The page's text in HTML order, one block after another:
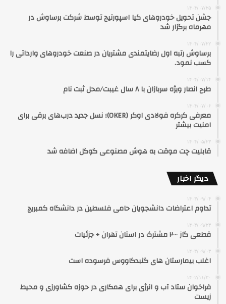
۱۴۰۴/۰۷/۲۵
جشن تحویل خودروهای کیا اسپورتیج توسط شرکت برساوش در
مهرماه برگزار شد
۱۴۰۴/۰۷/۲۲
برساوش رتبه اول رضایتمندی مشتریان در صنعت خودروهای وارداتی را
کسب نمود.
۱۴۰۴/۰۷/۱۴
طرح انصار ویژه سربازان با ۸ سال غیبت/محل ثبت نام
۱۴۰۴/۰۷/۰۶
معرفی کرکره فولادی اوکر (OKER)؛ نسل جدید درب‌های برقی برای
امنیت بیشتر
۱۴۰۴/۰۵/۲۳
قابلیت چت موقت به هوش مصنوعی گوگل اضافه شد
دیگر اخبار
۱۴۰۳/۰۹/۰۴
تداوم اعتراضات دانشجویان حامی فلسطین در دانشگاه کمبریج
۱۴۰۳/۰۹/۲۳
قطعی گاز ۲۰۰۰ مشترک در استان تهران + جزئیات
۱۴۰۳/۰۹/۰۳
اغلب بیمارستان های گنبدکاووس فرسوده است
۱۴۰۲/۱۱/۳۰
فراخوان ستاد آب و انرژی برای همکاری در حوزه کشاورزی و محیط
زیست